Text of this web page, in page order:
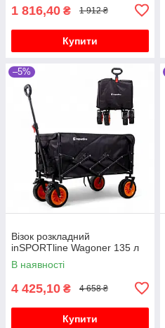
1 816,40 ₴ 1 912 ₴
Купити
–5%
Візок розкладний
inSPORTline Wagoner 135 л
В наявності
4 425,10 ₴ 4 658 ₴
Купити